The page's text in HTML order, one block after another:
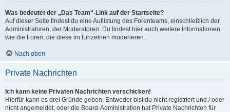
Was bedeutet der „Das Team“-Link auf der Startseite?
Auf dieser Seite findest du eine Auflistung des Forenteams, einschließlich der
Administratoren, der Moderatoren. Du findest hier auch weitere Informationen
wie die Foren, die diese im Einzelnen moderieren.
Nach oben
Private Nachrichten
Ich kann keine Privaten Nachrichten verschicken!
Hierfür kann es drei Gründe geben: Entweder bist du nicht registriert und / oder
nicht angemeldet, oder die Board-Administration hat Private Nachrichten für